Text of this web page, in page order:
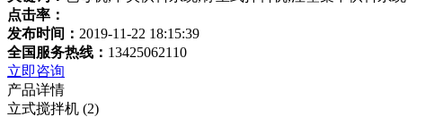
点击率：
发布时间： 2019-11-22 18:15:39
全国服务热线： 13425062110
立即咨询
产品详情
立式搅拌机 (2)